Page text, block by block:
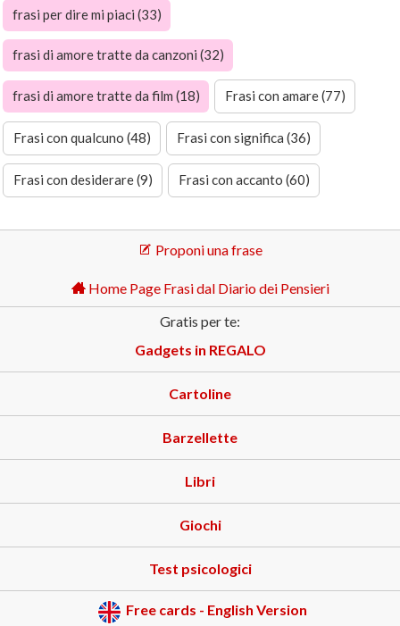
frasi per dire mi piaci (33)
frasi di amore tratte da canzoni (32)
frasi di amore tratte da film (18) Frasi con amare (77)
Frasi con qualcuno (48) Frasi con significa (36)
Frasi con desiderare (9) Frasi con accanto (60)
Proponi una frase
Home Page Frasi dal Diario dei Pensieri
Gratis per te:
Gadgets in REGALO
Cartoline
Barzellette
Libri
Giochi
Test psicologici
Free cards - English Version